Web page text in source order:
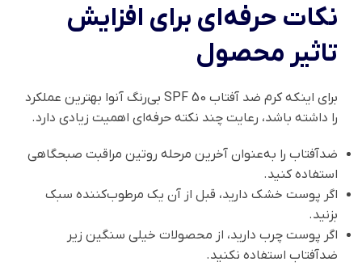
نکات حرفه‌ای برای افزایش
تاثیر محصول
برای اینکه کرم ضد آفتاب SPF 50 بی‌رنگ آنوا بهترین عملکرد
را داشته باشد، رعایت چند نکته حرفه‌ای اهمیت زیادی دارد.
ضدآفتاب را به‌عنوان آخرین مرحله روتین مراقبت صبحگاهی
استفاده کنید.
اگر پوست خشک دارید، قبل از آن یک مرطوب‌کننده سبک
بزنید.
اگر پوست چرب دارید، از محصولات خیلی سنگین زیر
ضدآفتاب استفاده نکنید.